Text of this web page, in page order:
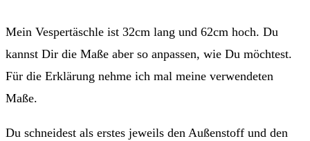
Mein Vespertäschle ist 32cm lang und 62cm hoch. Du
kannst Dir die Maße aber so anpassen, wie Du möchtest.
Für die Erklärung nehme ich mal meine verwendeten
Maße.
Du schneidest als erstes jeweils den Außenstoff und den